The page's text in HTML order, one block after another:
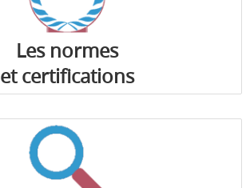
Les normes
et certifications